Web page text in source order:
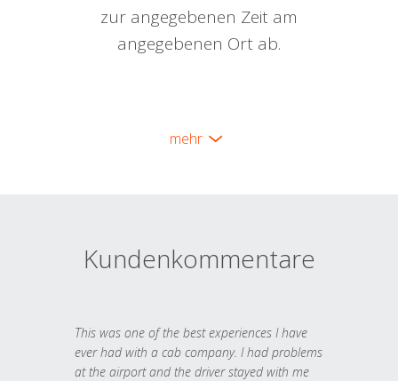
zur angegebenen Zeit am
angegebenen Ort ab.
mehr
Kundenkommentare
This was one of the best experiences I have
ever had with a cab company. I had problems
at the airport and the driver stayed with me